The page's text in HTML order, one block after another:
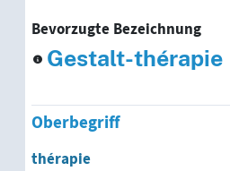
Bevorzugte Bezeichnung
Gestalt-thérapie
Oberbegriff
thérapie